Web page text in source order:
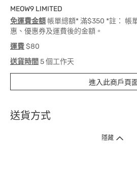
MEOW9 LIMITED
免運費金額 帳單總額* 滿$350 *註： 帳
惠、優惠券及運費後的金額。
運費$80
送貨時間 5 個工作天
進入此商戶頁
送貨方式
1. 送貨到府（受衛生署條例規管產品除外 ）
隱藏